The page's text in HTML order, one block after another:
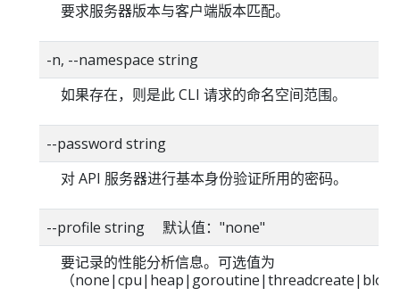
要求服务器版本与客户端版本匹配。
-n, --namespace string
如果存在，则是此 CLI 请求的命名空间范围。
--password string
对 API 服务器进行基本身份验证所用的密码。
--profile string 默认值："none"
要记录的性能分析信息。可选值为
（